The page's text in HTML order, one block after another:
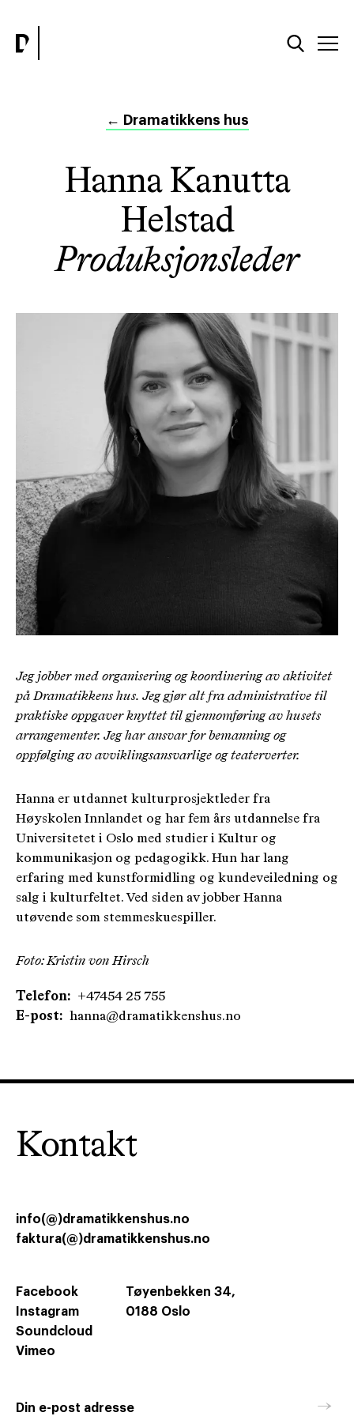
← Dramatikkens hus
Hanna Kanutta
Helstad
Produksjonsleder
Jeg jobber med organisering og koordinering av aktivitet
på Dramatikkens hus. Jeg gjør alt fra administrative til
praktiske oppgaver knyttet til gjennomføring av husets
arrangementer. Jeg har ansvar for bemanning og
oppfølging av avviklingsansvarlige og teaterverter.
Hanna er utdannet kulturprosjektleder fra
Høyskolen Innlandet og har fem års utdannelse fra
Universitetet i Oslo med studier i Kultur og
kommunikasjon og pedagogikk. Hun har lang
erfaring med kunstformidling og kundeveiledning og
salg i kulturfeltet. Ved siden av jobber Hanna
utøvende som stemmeskuespiller.
Foto: Kristin von Hirsch
Telefon: +47454 25 755
E-post: hanna@dramatikkenshus.no
Kontakt
Tøyenbekken 34,
0188 Oslo
info(@)dramatikkenshus.no
faktura(@)dramatikkenshus.no
Facebook
Instagram
Soundcloud
Vimeo
Din e-post adresse →